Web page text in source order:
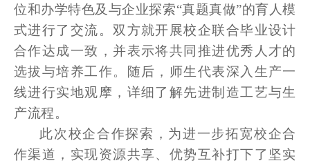
位和办学特色及与企业探索“真题真做”的育人模
式进行了交流。双方就开展校企联合毕业设计
合作达成一致，并表示将共同推进优秀人才的
选拔与培养工作。随后，师生代表深入生产一
线进行实地观摩，详细了解先进制造工艺与生
产流程。
此次校企合作探索，为进一步拓宽校企合
作渠道，实现资源共享、优势互补打下了坚实